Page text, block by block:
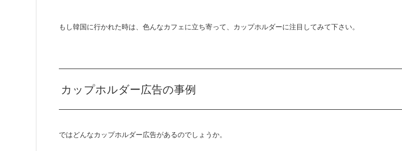
もし韓国に行かれた時は、色んなカフェに立ち寄って、カップホルダーに注目してみて下さい。
カップホルダー広告の事例
ではどんなカップホルダー広告があるのでしょうか。